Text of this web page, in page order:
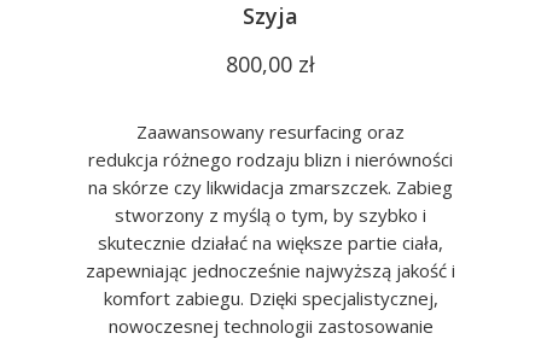
Zaawansowany resurfacing oraz
redukcja różnego rodzaju blizn i nierówności
na skórze czy likwidacja zmarszczek. Zabieg
stworzony z myślą o tym, by szybko i
skutecznie działać na większe partie ciała,
zapewniając jednocześnie najwyższą jakość i
komfort zabiegu. Dzięki specjalistycznej,
nowoczesnej technologii zastosowanie
Szyja
800,00 zł